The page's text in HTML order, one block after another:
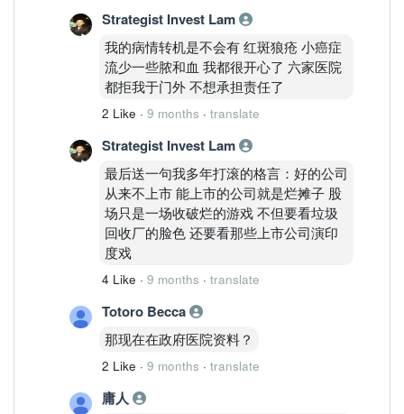
Strategist Invest Lam
我的病情转机是不会有 红斑狼疮 小癌症
流少一些脓和血 我都很开心了 六家医院
都拒我于门外 不想承担责任了
2 Like · 9 months · translate
Strategist Invest Lam
最后送一句我多年打滚的格言：好的公司
从来不上市 能上市的公司就是烂摊子 股
场只是一场收破烂的游戏 不但要看垃圾
回收厂的脸色 还要看那些上市公司演印
度戏
4 Like · 9 months · translate
Totoro Becca
那现在在政府医院资料？
2 Like · 9 months · translate
庸人